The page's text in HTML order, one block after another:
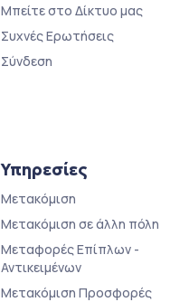
Μπείτε στο Δίκτυο μας
Συχνές Ερωτήσεις
Σύνδεση
Υπηρεσίες
Μετακόμιση
Μετακόμιση σε άλλη πόλη
Μεταφορές Επίπλων -
Αντικειμένων
Μετακόμιση Προσφορές